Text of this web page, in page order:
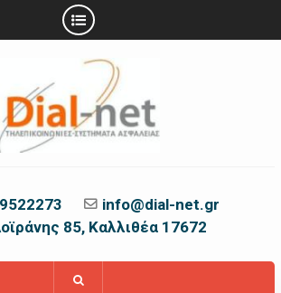
info@dial-net.gr
85, Καλλιθέα 17672